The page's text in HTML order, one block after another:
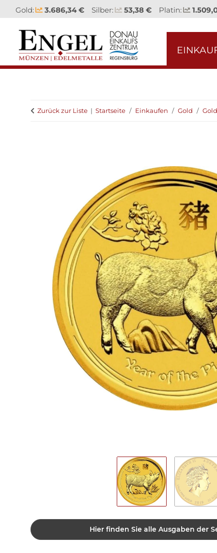
Gold: 3.686,34 € Silber: 53,38 € Platin:
Zurück zur Liste Startseite Einkaufen Gold
Hier finden Sie alle Ausgaben der